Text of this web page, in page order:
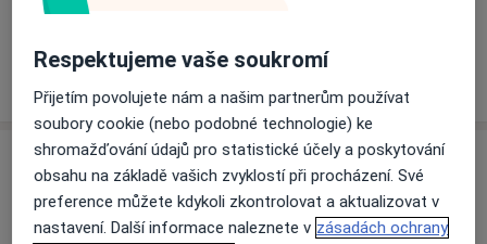
Tento specialista ještě nepřidával žádné informace o
svých službách.
Adresa
TOP ESTHETIC
Soukalova 3355, Praha143 00
Respektujeme vaše soukromí
Přijetím povolujete nám a našim partnerům používat
soubory cookie (nebo podobné technologie) ke
shromažďování údajů pro statistické účely a poskytování
obsahu na základě vašich zvyklostí při procházení. Své
preference můžete kdykoli zkontrolovat a aktualizovat v
nastavení. Další informace naleznete v zásadách ochrany